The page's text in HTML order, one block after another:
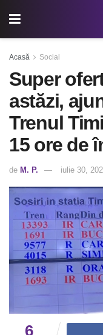
Acasă Social
Super
astăzi,
Trenul
15 ore de
de M. P. iulie 30,
6